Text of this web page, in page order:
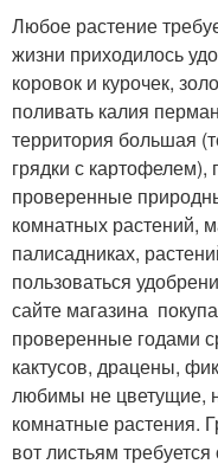
Любое растение
жизни приходилось
коровок и курочек,
поливать калия
территория большая
грядки с
проверенные
комнатных растений,
палисадниках,
пользоваться
сайте магазина
проверенные годами
кактусов, драцены,
любимы не цветущие,
комнатные растения.
вот листьям